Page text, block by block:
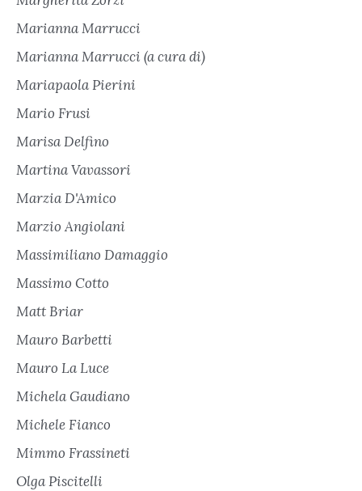
Marianna Marrucci
Marianna Marrucci (a cura di)
Mariapaola Pierini
Mario Frusi
Marisa Delfino
Martina Vavassori
Marzia D'Amico
Marzio Angiolani
Massimiliano Damaggio
Massimo Cotto
Matt Briar
Mauro Barbetti
Mauro La Luce
Michela Gaudiano
Michele Fianco
Mimmo Frassineti
Olga Piscitelli